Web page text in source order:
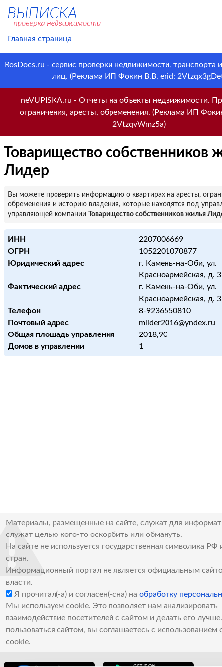
Главная страница
RosDocs.ru - сервис проверки недвижимости, транспорта
лиц. (Реклама ИП Фокин В.В. erid:
neVUPISKA.ru - Отчеты на объекты недвижимости.
ограничения, аресты, обременения. (Реклама ИП
2VtzqvWmz5a)
Товарищество собственников
Лидер
Вы можете проверить информацию о квартирах на аресты,
обременения и историю владения, которые находятся под
управляющей компании
Товарищество собственников жилья
ИНН
2207006669
ОГРН
1052201070877
Юридический адрес
г. Камень-на-Оби, ул.
Красноармейская, д. 3
Фактический адрес
г. Камень-на-Оби, ул.
Красноармейская, д. 3
Телефон
8-9236550810
Почтовый адрес
mlider2016@yndex.ru
Общая площадь управления
2018,90
Домов в управлении
1
Материалы, размещенные на сайте, служат для
служат целью кого-то оскорбить или обмануть.
На сайте не используется государственная символика РФ
стран.
Информационный портал не является официальным
власти.
Я прочитал(-а) и согласен(-сна) на обработку
Мы используем cookie. Это позволяет нам анализировать
взаимодействие посетителей с сайтом и делать его
пользоваться сайтом, вы соглашаетесь с использованием
cookie.